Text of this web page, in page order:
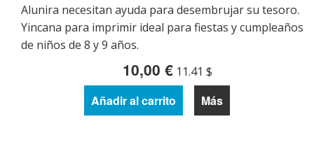
Alunira necesitan ayuda para desembrujar su tesoro.
Yincana para imprimir ideal para fiestas y cumpleaños
de niños de 8 y 9 años.
10,00 € 11.41 $
Añadir al carrito Más